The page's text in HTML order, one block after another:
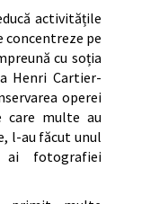
activitățile
concentreze pe
cu soția
Henri Cartier-
operei
care multe au
l-au făcut unul
ai fotografiei